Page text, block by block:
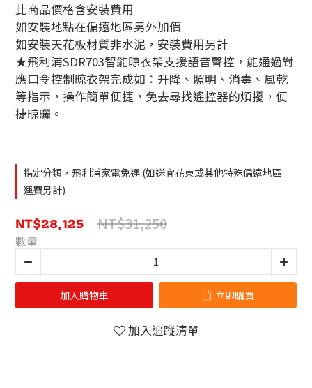
此商品價格含安裝費用
如安裝地點在偏遠地區另外加價
如安裝天花板材質非水泥，安裝費用另計
★飛利浦SDR703智能晾衣架支援語音聲控，能通過對
應口令控制晾衣架完成如：升降、照明、消毒、風乾
等指示，操作簡單便捷，免去尋找遙控器的煩擾，便
捷晾曬。
指定分類，飛利浦家電免運 (如送宜花東或其他特殊偏遠地區
運費另計)
NT$28,125 NT$31,250
數量
加入購物車 立即購買
加入追蹤清單